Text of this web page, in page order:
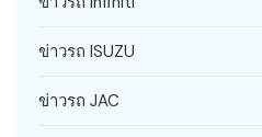
ข่าวรถ ISUZU
ข่าวรถ JAC